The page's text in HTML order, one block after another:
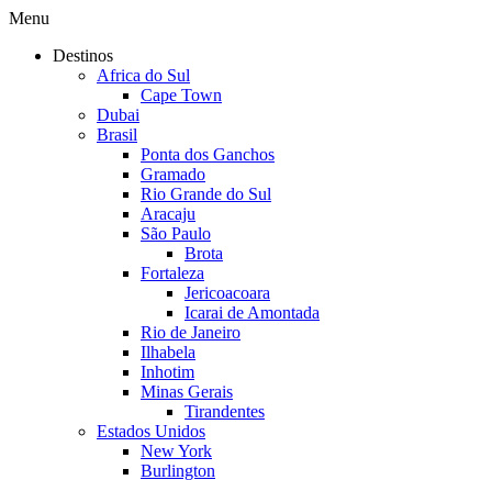
Menu
Destinos
Africa do Sul
Cape Town
Dubai
Brasil
Ponta dos Ganchos
Gramado
Rio Grande do Sul
Aracaju
São Paulo
Brota
Fortaleza
Jericoacoara
Icarai de Amontada
Rio de Janeiro
Ilhabela
Inhotim
Minas Gerais
Tirandentes
Estados Unidos
New York
Burlington